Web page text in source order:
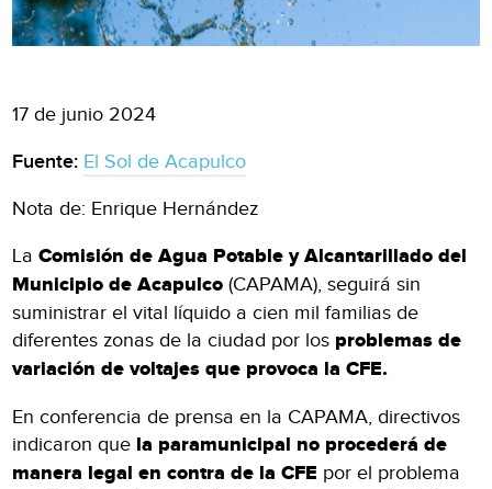
17 de junio 2024
Fuente: El Sol de Acapulco
Nota de: Enrique Hernández
LaComisión de Agua Potable y Alcantarillado del
Municipio de Acapulco (CAPAMA), seguirá sin
suministrar el vital líquido a cien mil familias de
diferentes zonas de la ciudad por los problemas de
variación de voltajes que provoca la CFE.
En conferencia de prensa en la CAPAMA, directivos
indicaron que la paramunicipal no procederá de
manera legal en contra de la CFE por el problema